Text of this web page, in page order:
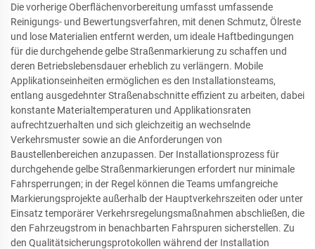
Die vorherige Oberflächenvorbereitung umfasst umfassende
Reinigungs- und Bewertungsverfahren, mit denen Schmutz, Ölreste
und lose Materialien entfernt werden, um ideale Haftbedingungen
für die durchgehende gelbe Straßenmarkierung zu schaffen und
deren Betriebslebensdauer erheblich zu verlängern. Mobile
Applikationseinheiten ermöglichen es den Installationsteams,
entlang ausgedehnter Straßenabschnitte effizient zu arbeiten, dabei
konstante Materialtemperaturen und Applikationsraten
aufrechtzuerhalten und sich gleichzeitig an wechselnde
Verkehrsmuster sowie an die Anforderungen von
Baustellenbereichen anzupassen. Der Installationsprozess für
durchgehende gelbe Straßenmarkierungen erfordert nur minimale
Fahrsperrungen; in der Regel können die Teams umfangreiche
Markierungsprojekte außerhalb der Hauptverkehrszeiten oder unter
Einsatz temporärer Verkehrsregelungsmaßnahmen abschließen, die
den Fahrzeugstrom in benachbarten Fahrspuren sicherstellen. Zu
den Qualitätsicherungsprotokollen während der Installation